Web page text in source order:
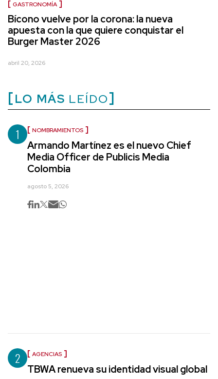
GASTRONOMÍA
Bícono vuelve por la corona: la nueva
apuesta con la que quiere conquistar el
Burger Master 2026
abril 20, 2026
LO MÁS LEÍDO
1 NOMBRAMIENTOS
Armando Martínez es el nuevo Chief
Media Officer de Publicis Media
Colombia
agosto 5, 2026
2 AGENCIAS
TBWA renueva su identidad visual global